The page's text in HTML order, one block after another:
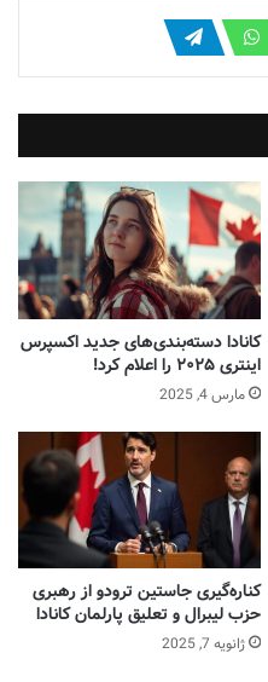
یک پله صعود کرده است. این موفقیت
شهرهای کانادا و موقعیت
بهترین مکان‌ها برای زندگی در
قرار دارند و جزو ۲۵ شهر برتر در نظرسنجی مرسر ۲۰۲۴ قرار
زندگی در شهرهای کانادا به
توانسته‌اند از بسیاری از
شهرهای معروف آمریکای جنوبی مانند سانفرانسیسکو (رتبه ۳۶)،
چون مسکن، تفریحات، محیط
کانادا دسته‌بندی‌های جدید اکسپرس
اینتری ۲۰۲۵ را اعلام کرد!
مارس 4, 2025
کناره‌گیری جاستین ترودو از رهبری
حزب لیبرال و تعلیق پارلمان کانادا
ژانویه 7, 2025